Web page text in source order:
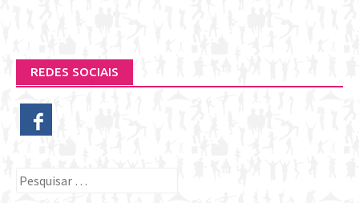
REDES SOCIAIS
Pesquisar